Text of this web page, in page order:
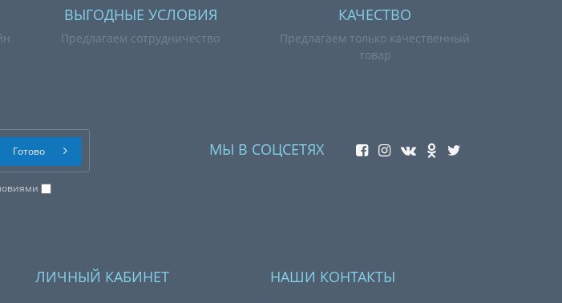
ВЫГОДНЫЕ УСЛОВИЯ
Предлагаем сотрудничество
КАЧЕСТВО
Предлагаем только качественный
товар
Готово МЫ В СОЦСЕТЯХ
ЛИЧНЫЙ КАБИНЕТ НАШИ КОНТАКТЫ